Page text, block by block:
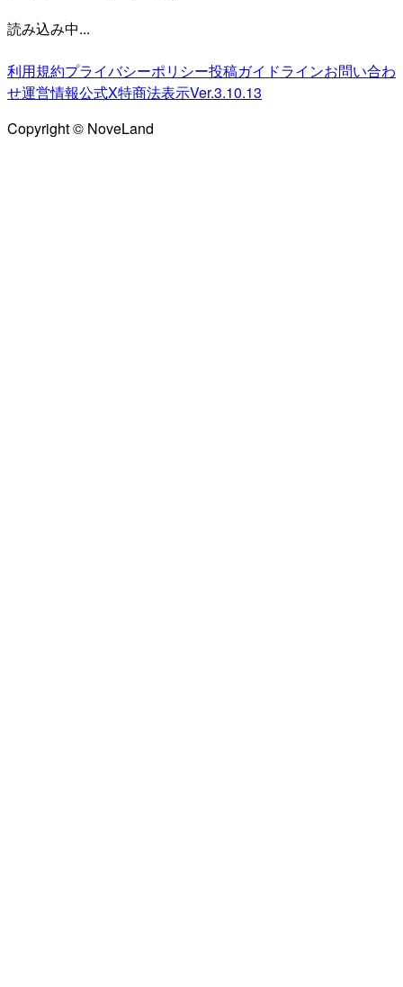
読み込み中...
利用規約プライバシーポリシー投稿ガイドラインお問い合わ
せ運営情報公式X特商法表示Ver.3.10.13
Copyright © NoveLand